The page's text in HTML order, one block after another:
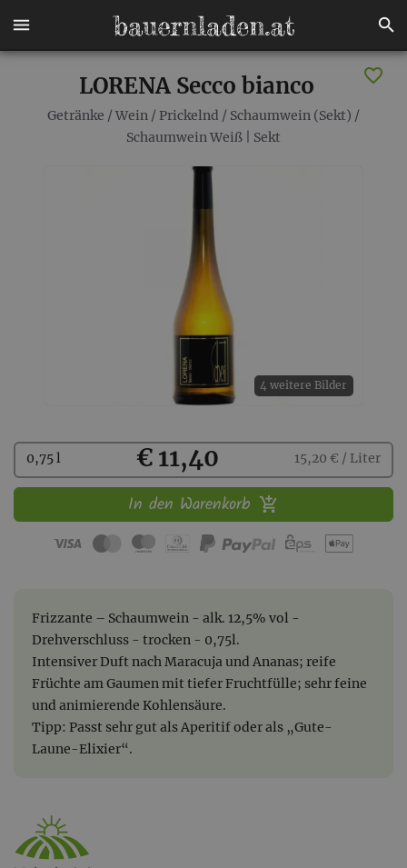
LORENA Secco bianco
Getränke / Wein / Prickelnd / Schaumwein (Sekt) /
Schaumwein Weiß | Sekt
4 weitere Bilder
Kaufen
0,75 l € 11,40 15,20 € / Liter
In den Warenkorb
Frizzante – Schaumwein - alk. 12,5% vol -
Drehverschluss - trocken - 0,75l.
Intensiver Duft nach Maracuja und Ananas; reife
Früchte am Gaumen mit tiefer Fruchtfülle; sehr feine
und animierende Kohlensäure.
Tipp: Passt sehr gut als Aperitif oder als „Gute-
Laune-Elixier“.